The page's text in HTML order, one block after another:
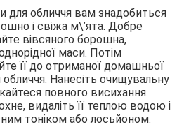
для обличчя вам знадобиться
і свіжа м\’ята. Добре
вівсяного борошна,
маси. Потім
її до отриманої домашньої
Нанесіть очищувальну
повного висихання.
видаліть її теплою водою і
тоніком або лосьйоном.